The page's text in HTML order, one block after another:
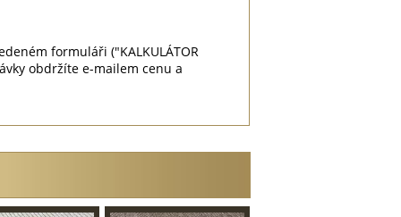
formuláři ("KALKULÁTOR
obdržíte e-mailem cenu a